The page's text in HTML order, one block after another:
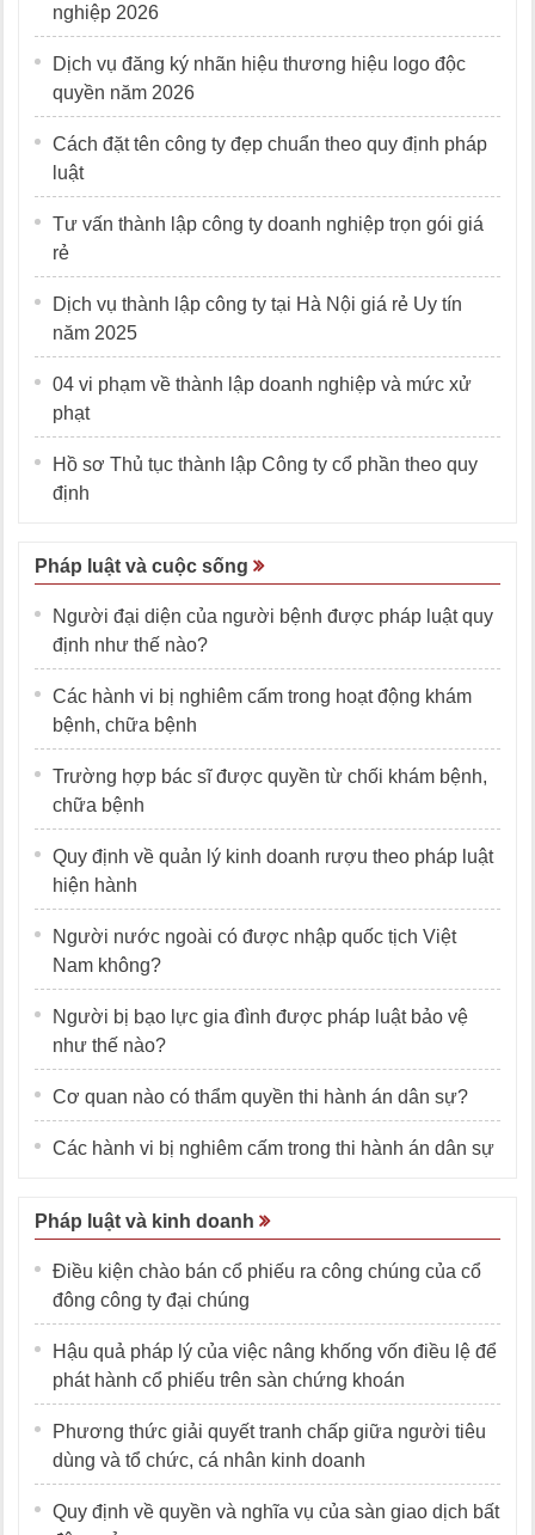
nghiệp 2026
Dịch vụ đăng ký nhãn hiệu thương hiệu logo độc
quyền năm 2026
Cách đặt tên công ty đẹp chuẩn theo quy định pháp
luật
Tư vấn thành lập công ty doanh nghiệp trọn gói giá
rẻ
Dịch vụ thành lập công ty tại Hà Nội giá rẻ Uy tín
năm 2025
04 vi phạm về thành lập doanh nghiệp và mức xử
phạt
Hồ sơ Thủ tục thành lập Công ty cổ phần theo quy
định
Pháp luật và cuộc sống
Người đại diện của người bệnh được pháp luật quy
định như thế nào?
Các hành vi bị nghiêm cấm trong hoạt động khám
bệnh, chữa bệnh
Trường hợp bác sĩ được quyền từ chối khám bệnh,
chữa bệnh
Quy định về quản lý kinh doanh rượu theo pháp luật
hiện hành
Người nước ngoài có được nhập quốc tịch Việt
Nam không?
Người bị bạo lực gia đình được pháp luật bảo vệ
như thế nào?
Cơ quan nào có thẩm quyền thi hành án dân sự?
Các hành vi bị nghiêm cấm trong thi hành án dân sự
Pháp luật và kinh doanh
Điều kiện chào bán cổ phiếu ra công chúng của cổ
đông công ty đại chúng
Hậu quả pháp lý của việc nâng khống vốn điều lệ để
phát hành cổ phiếu trên sàn chứng khoán
Phương thức giải quyết tranh chấp giữa người tiêu
dùng và tổ chức, cá nhân kinh doanh
Quy định về quyền và nghĩa vụ của sàn giao dịch bất